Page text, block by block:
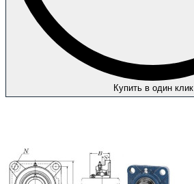
Купить в один клик